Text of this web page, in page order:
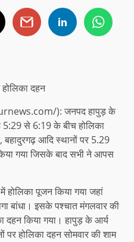
दहन
): जनपद हापुड़ के
5:29 से 6:19 के बीच होलिका
बहादुरगढ़ आदि स्थानों पर 5.29
गया जिसके बाद सभी ने आपस
होलिका पूजन किया गया जहां
बांधा। इसके पश्चात मंगलवार की
किया गया। हापुड़ के आर्य
होलिका दहन सोमवार की शाम